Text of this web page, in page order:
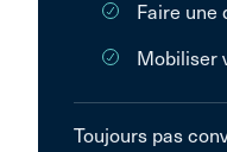
Faire une
Mobiliser
Toujours pas